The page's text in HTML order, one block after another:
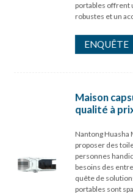
portables offrent
robustes et un
ENQUÊTE
Maison
qualité à
Nantong Huasha
proposer des
personnes
besoins des
quête de
portables sont